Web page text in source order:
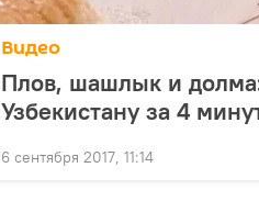
Видео
Плов, шашлык и
Узбекистану за 4
6 сентября 2017, 11:14